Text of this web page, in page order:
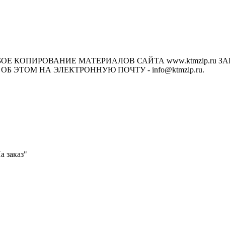
МАТЕРИАЛОВ САЙТА www.ktmzip.ru
НА ЭЛЕКТРОННУЮ ПОЧТУ - info@ktmzip.ru.
заказ"